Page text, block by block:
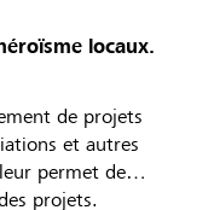
locaux.
de projets
et autres
permet de
projets.